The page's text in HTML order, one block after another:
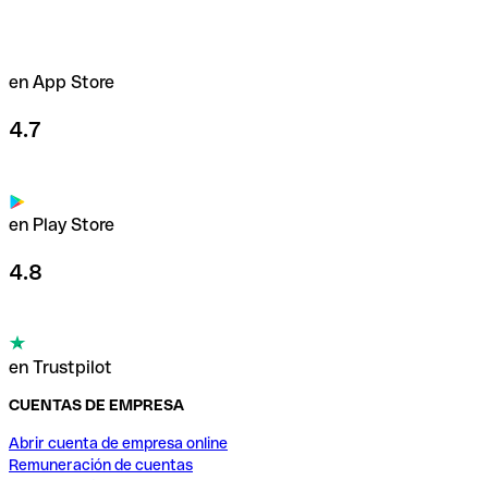
en App Store
4.7
en Play Store
4.8
en Trustpilot
CUENTAS DE EMPRESA
Abrir cuenta de empresa online
Remuneración de cuentas